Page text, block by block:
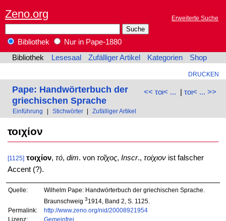
Zeno.org Erweiterte Suche
Bibliothek
Nur in Pape-1880
Bibliothek
Lesesaal Zufälliger Artikel Kategorien Shop
DRUCKEN
<< τοι< ... | τοι< ... >>
Pape: Handwörterbuch der
griechischen Sprache
Einführung Stichwörter Zufälliger Artikel
τοιχίον
[1125] τοιχίον, τό, dim. von τοῖχος, Inscr., τοίχιονist falscher
Accent (?).
Quelle:
Wilhelm Pape: Handwörterbuch der griechischen Sprache.
Braunschweig 31914, Band 2, S. 1125.
Permalink:
http://www.zeno.org/nid/20008921954
Lizenz:
Gemeinfrei